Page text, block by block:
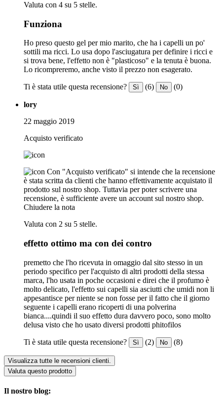
Valuta con 4 su 5 stelle.
Funziona
Ho preso questo gel per mio marito, che ha i capelli un po'
sottili ma ricci. Lo usa dopo l'asciugatura per definire i ricci e
si trova bene, l'effetto non è "plasticoso" e la tenuta è buona.
Lo ricompreremo, anche visto il prezzo non esagerato.
Ti è stata utile questa recensione? Sì (6) No (0)
lory
22 maggio 2019
Acquisto verificato
Con "Acquisto verificato" si intende che la recensione
è stata scritta da clienti che hanno effettivamente acquistato il
prodotto sul nostro shop. Tuttavia per poter scrivere una
recensione, è sufficiente avere un account sul nostro shop.
Chiudere la nota
Valuta con 2 su 5 stelle.
effetto ottimo ma con dei contro
premetto che l'ho ricevuta in omaggio dal sito stesso in un
periodo specifico per l'acquisto di altri prodotti della stessa
marca, l'ho usata in poche occasioni e direi che il profumo è
molto delicato, l'effetto sui capelli sia asciutti che umidi non li
appesantisce per niente se non fosse per il fatto che il giorno
seguente i capelli erano ricoperti di una polverina
bianca....quindi il suo effetto dura davvero poco, sono molto
delusa visto che ho usato diversi prodotti phitofilos
Ti è stata utile questa recensione? Sì (2) No (8)
Visualizza tutte le recensioni clienti.
Valuta questo prodotto
Il nostro blog: